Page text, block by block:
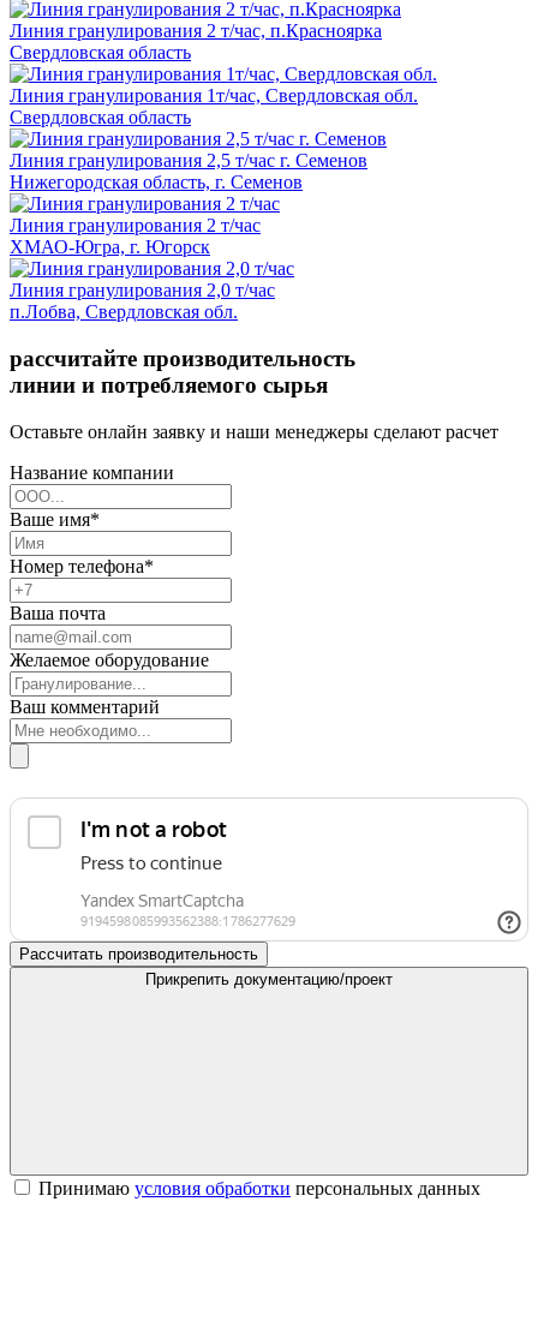
Линия гранулирования 2 т/час, п.Красноярка
Свердловская область
Линия гранулирования 1т/час, Свердловская обл.
Свердловская область
Линия гранулирования 2,5 т/час г. Семенов
Нижегородская область, г. Семенов
Линия гранулирования 2 т/час
ХМАО-Югра, г. Югорск
Линия гранулирования 2,0 т/час
п.Лобва, Свердловская обл.
рассчитайте производительность
линии и потребляемого сырья
Оставьте онлайн заявку и наши менеджеры сделают расчет
Название компании
Ваше имя*
Номер телефона*
Ваша почта
Желаемое оборудование
Ваш комментарий
Рассчитать производительность
Прикрепить документацию/проект
Принимаю условия обработки персональных данных